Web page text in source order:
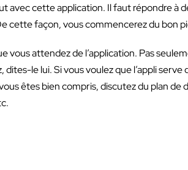
avec cette application. Il faut répondre à
cette façon, vous commencerez du bon
attendez de l’application. Pas
le lui. Si vous voulez que l’appli
êtes bien compris, discutez du plan